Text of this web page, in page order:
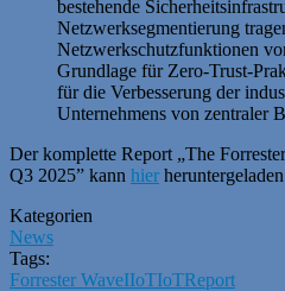
bestehende
Netzwerksegmentierung
Netzwerkschutzfunktionen
Grundlage für Zero-Trust-
für die Verbesserung der
Unternehmens von zentraler
Der komplette Report „The
Q3 2025” kann hier
Kategorien
News
Tags:
Forrester WaveIIoTIoTReport